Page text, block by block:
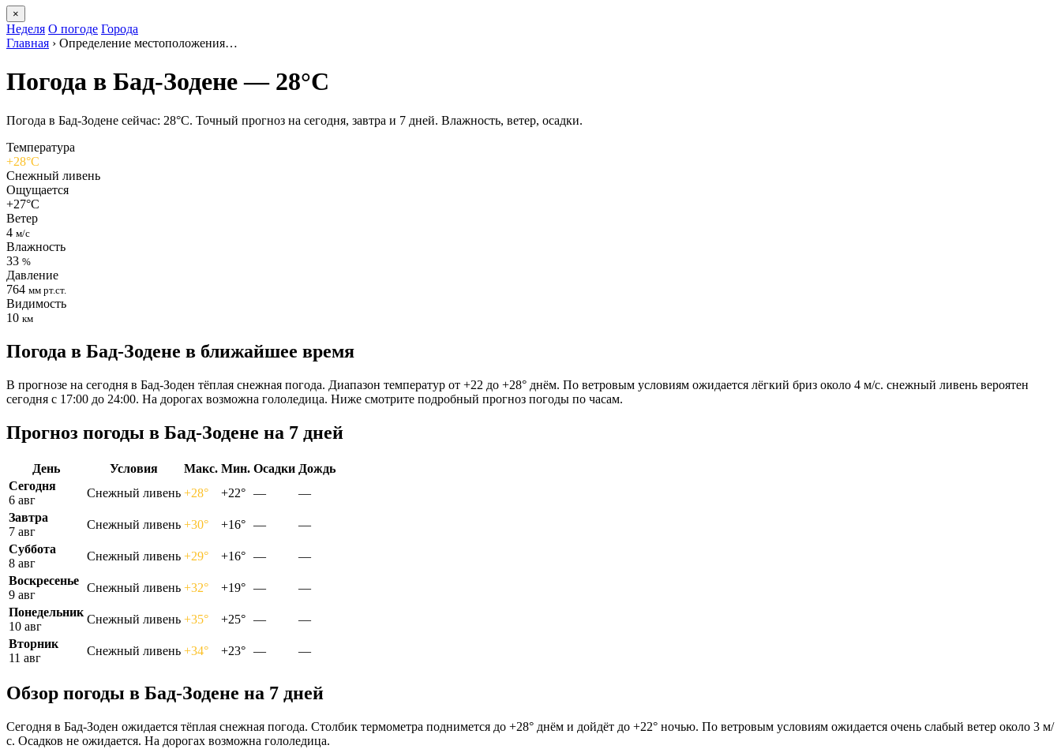
×
Неделя О погоде Города
Главная › Определение местоположения…
Погода в Бад-Зодене — 28°C
Погода в Бад-Зодене сейчас: 28°C. Точный прогноз на сегодня, завтра и 7 дней. Влажность, ветер, осадки.
Температура
+28°C
Снежный ливень
Ощущается
+27°C
Ветер
4 м/с
Влажность
33 %
Давление
764 мм рт.ст.
Видимость
10 км
Погода в Бад-Зодене в ближайшее время
В прогнозе на сегодня в Бад-Зоден тёплая снежная погода. Диапазон температур от +22 до +28° днём. По ветровым условиям ожидается лёгкий бриз около 4 м/с. снежный ливень вероятен
сегодня с 17:00 до 24:00. На дорогах возможна гололедица. Ниже смотрите подробный прогноз погоды по часам.
Прогноз погоды в Бад-Зодене на 7 дней
День Условия Макс. Мин. Осадки Дождь
Сегодня
6 авг
Снежный ливень +28° +22° —
—
Завтра
7 авг
Снежный ливень +30° +16° —
—
Суббота
8 авг
Снежный ливень +29° +16° —
—
Воскресенье
9 авг
Снежный ливень +32° +19° —
—
Понедельник
10 авг
Снежный ливень +35° +25° —
—
Вторник
11 авг
Снежный ливень +34° +23° — —
Обзор погоды в Бад-Зодене на 7 дней
Сегодня в Бад-Зоден ожидается тёплая снежная погода. Столбик термометра поднимется до +28° днём и дойдёт до +22° ночью. По ветровым условиям ожидается очень слабый ветер около 3 м/
с. Осадков не ожидается. На дорогах возможна гололедица.